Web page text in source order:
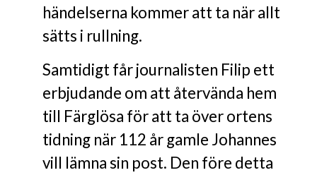
händelserna kommer att ta när allt
sätts i rullning.
Samtidigt får journalisten Filip ett
erbjudande om att återvända hem
till Färglösa för att ta över ortens
tidning när 112 år gamle Johannes
vill lämna sin post. Den före detta